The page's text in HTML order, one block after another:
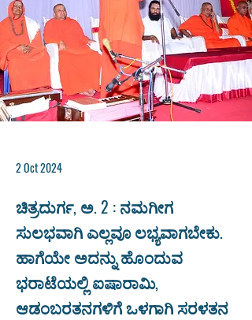
2 Oct 2024
ಚಿತ್ರದುರ್ಗ, ಅ. 2 : ನಮಗೀಗ
ಸುಲಭವಾಗಿ ಎಲ್ಲವೂ ಲಭ್ಯವಾಗಬೇಕು.
ಹಾಗೆಯೇ ಅದನ್ನು ಹೊಂದುವ
ಭರಾಟೆಯಲ್ಲಿ ಐಷಾರಾಮಿ,
ಆಡಂಬರತನಗಳಿಗೆ ಒಳಗಾಗಿ ಸರಳತನ